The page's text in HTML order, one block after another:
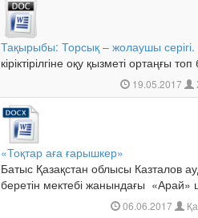
Тақырыбы: Торсық – жолаушы серігі.
кіріктірілгіне оқу қызметі ортаңғы
19.05.2017
«Тоқтар аға ғарышкер»
Батыс Қазақстан облысы Казталов
беретін мектебі жанындағы
06.06.2017